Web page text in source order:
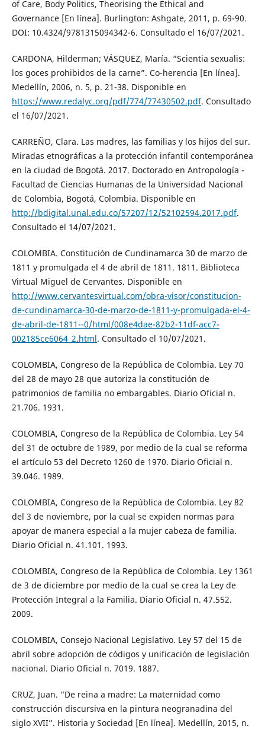
of Care, Body Politics, Theorising the Ethical and
Governance [En línea]. Burlington: Ashgate, 2011, p. 69-90.
DOI: 10.4324/9781315094342-6. Consultado el 16/07/2021.
CARDONA, Hilderman; VÁSQUEZ, María. “Scientia sexualis:
los goces prohibidos de la carne”. Co-herencia [En línea].
Medellín, 2006, n. 5, p. 21-38. Disponible en
https://www.redalyc.org/pdf/774/77430502.pdf. Consultado
el 16/07/2021.
CARREÑO, Clara. Las madres, las familias y los hijos del sur.
Miradas etnográficas a la protección infantil contemporánea
en la ciudad de Bogotá. 2017. Doctorado en Antropología -
Facultad de Ciencias Humanas de la Universidad Nacional
de Colombia, Bogotá, Colombia. Disponible en
http://bdigital.unal.edu.co/57207/12/52102594.2017.pdf.
Consultado el 14/07/2021.
COLOMBIA. Constitución de Cundinamarca 30 de marzo de
1811 y promulgada el 4 de abril de 1811. 1811. Biblioteca
Virtual Miguel de Cervantes. Disponible en
http://www.cervantesvirtual.com/obra-visor/constitucion-
de-cundinamarca-30-de-marzo-de-1811-y-promulgada-el-4-
de-abril-de-1811--0/html/008e4dae-82b2-11df-acc7-
002185ce6064_2.html. Consultado el 10/07/2021.
COLOMBIA, Congreso de la República de Colombia. Ley 70
del 28 de mayo 28 que autoriza la constitución de
patrimonios de familia no embargables. Diario Oficial n.
21.706. 1931.
COLOMBIA, Congreso de la República de Colombia. Ley 54
del 31 de octubre de 1989, por medio de la cual se reforma
el artículo 53 del Decreto 1260 de 1970. Diario Oficial n.
39.046. 1989.
COLOMBIA, Congreso de la República de Colombia. Ley 82
del 3 de noviembre, por la cual se expiden normas para
apoyar de manera especial a la mujer cabeza de familia.
Diario Oficial n. 41.101. 1993.
COLOMBIA, Congreso de la República de Colombia. Ley 1361
de 3 de diciembre por medio de la cual se crea la Ley de
Protección Integral a la Familia. Diario Oficial n. 47.552.
2009.
COLOMBIA, Consejo Nacional Legislativo. Ley 57 del 15 de
abril sobre adopción de códigos y unificación de legislación
nacional. Diario Oficial n. 7019. 1887.
CRUZ, Juan. “De reina a madre: La maternidad como
construcción discursiva en la pintura neogranadina del
siglo XVII”. Historia y Sociedad [En línea]. Medellín, 2015, n.